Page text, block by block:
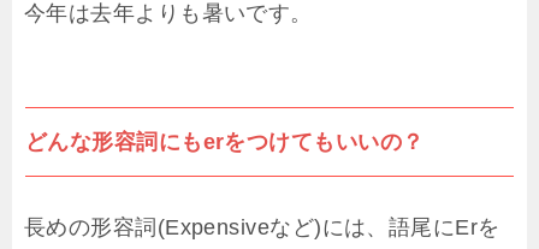
今年は去年よりも暑いです。
どんな形容詞にもerをつけてもいいの？
長めの形容詞(Expensiveなど)には、語尾にErを